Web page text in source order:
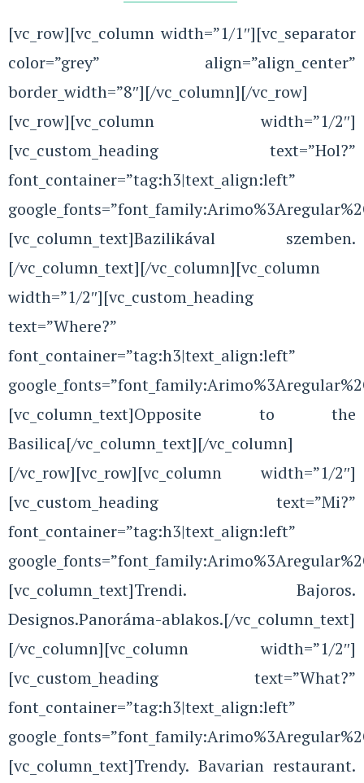
[vc_row][vc_column width=”1/1″][vc_separator
color=”grey” align=”align_center”
border_width=”8″][/vc_column][/vc_row]
[vc_row][vc_column width=”1/2″]
[vc_custom_heading text=”Hol?”
font_container=”tag:h3|text_align:left”
[vc_column_text]Bazilikával szemben.
[/vc_column_text][/vc_column][vc_column
width=”1/2″][vc_custom_heading
text=”Where?”
font_container=”tag:h3|text_align:left”
[vc_column_text]Opposite to the
Basilica[/vc_column_text][/vc_column]
[/vc_row][vc_row][vc_column width=”1/2″]
[vc_custom_heading text=”Mi?”
font_container=”tag:h3|text_align:left”
[vc_column_text]Trendi. Bajoros.
Designos.Panoráma-ablakos.[/vc_column_text]
[/vc_column][vc_column width=”1/2″]
[vc_custom_heading text=”What?”
font_container=”tag:h3|text_align:left”
[vc_column_text]Trendy. Bavarian restaurant.